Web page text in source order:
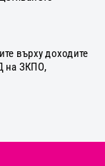
върху доходите
на ЗКПО,